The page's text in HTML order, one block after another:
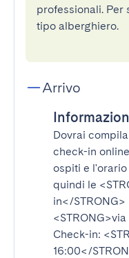
professionali. Per
tipo alberghiero.
Arrivo
Dovrai
check-in
ospiti e
quindi le
in</STRONG>
Check-in:
16:00</